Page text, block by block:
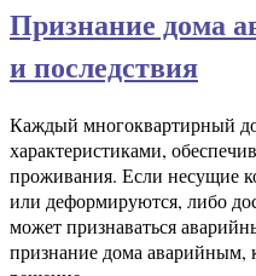
Признание дома
и последствия
Каждый многоквартирный
характеристиками,
проживания. Если несущие
или деформируются, либо
может признаваться
признание дома аварийным,